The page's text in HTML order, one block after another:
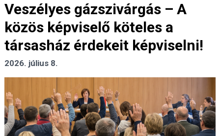
Veszélyes gázszivárgás – A
közös képviselő köteles a
társasház érdekeit képviselni!
2026. július 8.